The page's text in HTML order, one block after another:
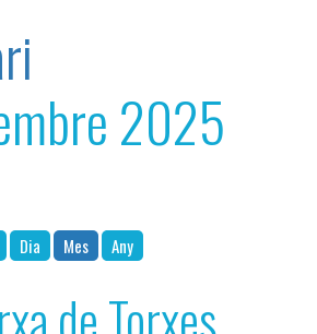
2025
Dia Mes Any
de Torxes